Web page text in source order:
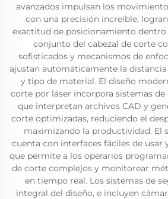
avanzados impulsan los
con una precisión increíble,
exactitud de posicionamiento dentro
conjunto del cabezal de corte
sofisticados y mecanismos de
ajustan automáticamente la
y tipo de material. El diseño
corte por láser incorpora sistemas
que interpretan archivos CAD y
corte optimizadas, reduciendo el
maximizando la productividad. El
cuenta con interfaces fáciles de usar
que permite a los operarios
de corte complejos y monitorear
en tiempo real. Los sistemas de
integral del diseño, e incluyen